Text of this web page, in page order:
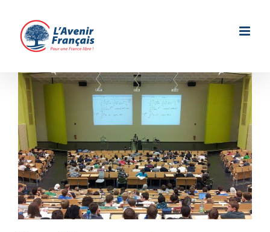
contenu